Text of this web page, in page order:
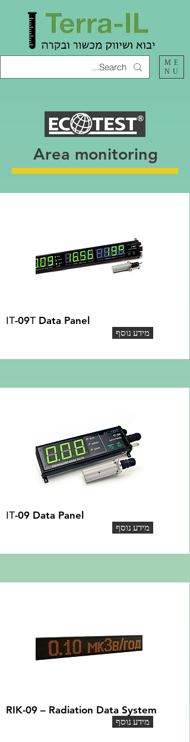
ME
NU
Area monitoring
ІТ-09Т Data Panel
מידע נוסף
ІТ-09 Data Panel
מידע נוסף
RIK-09 – Radiation Data System
מידע נוסף